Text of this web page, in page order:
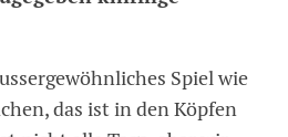
Spiel wie
das ist in den Köpfen